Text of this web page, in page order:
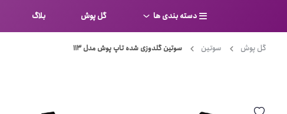
دسته بندی ها
سوتین
گل پوش بلاگ
گل پوش سوتین سوتین گلدوزی شده تاپ پوش مدل 113